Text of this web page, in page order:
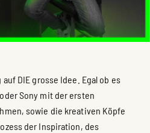
DIE grosse Idee. Egal ob es
Sony mit der ersten
sowie die kreativen Köpfe
der Inspiration, des